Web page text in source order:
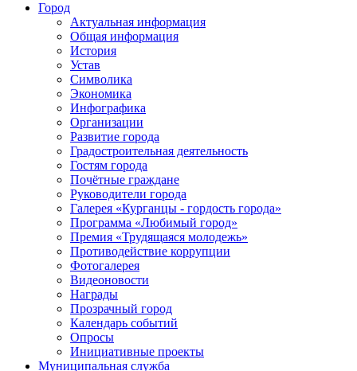
Город
Актуальная информация
Общая информация
История
Устав
Символика
Экономика
Инфографика
Организации
Развитие города
Градостроительная деятельность
Гостям города
Почётные граждане
Руководители города
Галерея «Курганцы - гордость города»
Программа «Любимый город»
Премия «Трудящаяся молодежь»
Противодействие коррупции
Фотогалерея
Видеоновости
Награды
Прозрачный город
Календарь событий
Опросы
Инициативные проекты
Муниципальная служба